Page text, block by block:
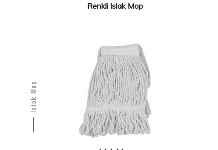
Renkli Islak Mop
Islak Mop